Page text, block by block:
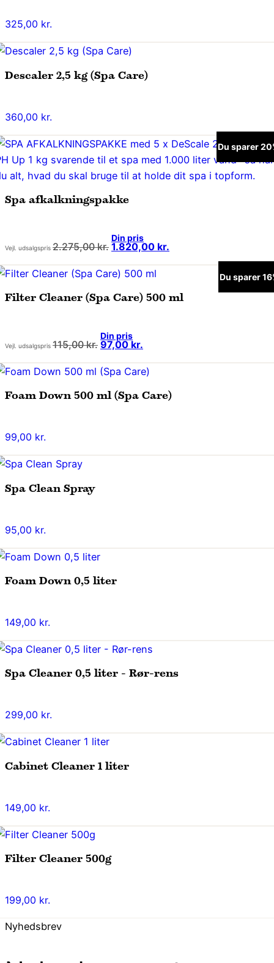
325,00 kr.
Descaler 2,5 kg (Spa Care)
360,00 kr.
Du sparer
Spa afkalkningspakke
2.275,00kr.
Den
oprindelige
var:
2.275,00 kr..
1.820,00 kr.
aktuelle
1.820,00 kr..
Du sparer
Filter Cleaner (Spa Care) 500 ml
115,00kr.
Den
oprindelige
pris
var:
115,00 kr..
97,00 kr.
aktuelle
er:
97,00 kr..
Foam Down 500 ml (Spa Care)
99,00 kr.
Spa Clean Spray
95,00 kr.
Foam Down 0,5 liter
149,00 kr.
Spa Cleaner 0,5 liter - Rør-rens
299,00 kr.
Cabinet Cleaner 1 liter
149,00 kr.
Filter Cleaner 500g
199,00 kr.
Nyhedsbrev